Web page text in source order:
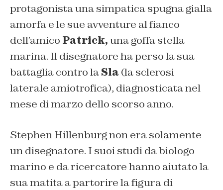
protagonista una simpatica spugna gialla
amorfa e le sue avventure al fianco
dell’amico Patrick,una goffa stella
marina. Il disegnatore ha perso la sua
battaglia contro laSla (la sclerosi
laterale amiotrofica), diagnosticata nel
mese di marzo dello scorso anno.
Stephen Hillenburg non era solamente
un disegnatore. I suoi studi da biologo
marino e da ricercatore hanno aiutato la
sua matita a partorire la figura di